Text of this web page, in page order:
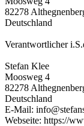
82278
Deutschland
Verantwortlicher
Stefan Klee
Moosweg 4
82278
Deutschland
E-Mail:
Webseite: https://